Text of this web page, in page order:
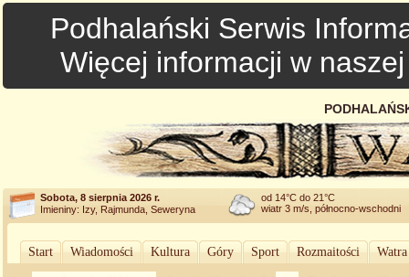
Podhalański Serwis
Więcej informacji w
Sobota, 8 sierpnia 2026 r.
Imieniny: Izy, Rajmunda, Seweryna
od 14°C do 21°C
wiatr 3 m/s, północno-wschodni
Start Wiadomości Kultura Góry Sport Rozmaitości